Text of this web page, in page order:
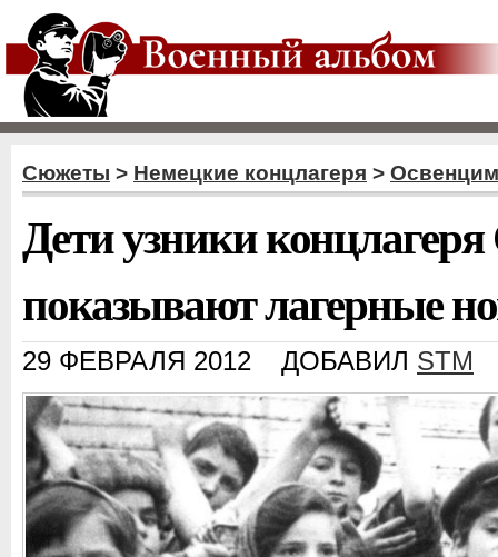
Сюжеты > Немецкие концлагеря > Освенцим
Дети узники
показывают лагерные
29 ФЕВРАЛЯ 2012 ДОБАВИЛ STM